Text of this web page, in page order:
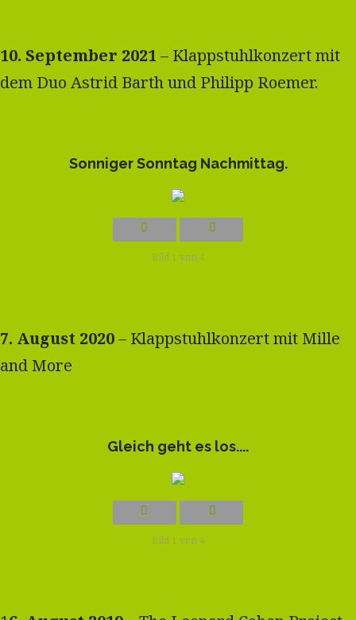
10. September 2021 – Klappstuhlkonzert mit
dem Duo Astrid Barth und Philipp Roemer.
Sonniger Sonntag Nachmittag.
Bild 1 von 4
7. August 2020– Klappstuhlkonzert mit Mille
and More
Gleich geht es los....
Bild 1 von 4